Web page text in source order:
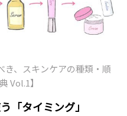
き、スキンケアの種類・順
Vol.1】
「タイミング」